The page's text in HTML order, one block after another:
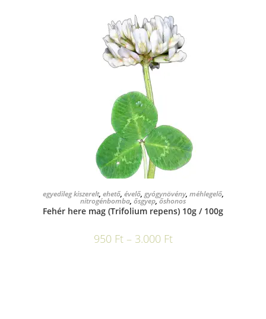
OPCIÓK VÁLASZTÁSA
egyedileg kiszerelt, ehető, évelő, gyógynövény, méhlegelő,
nitrogénbomba, ősgyep,őshonos
Fehér here mag (Trifolium repens) 10g / 100g
950 Ft – 3.000 Ft